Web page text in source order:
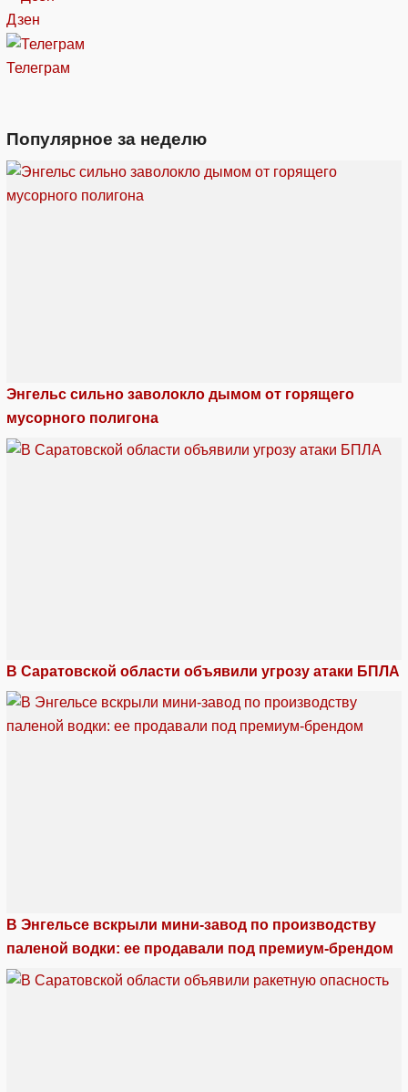
Дзен
Телеграм
Популярное за неделю
Энгельс сильно заволокло дымом от горящего
мусорного полигона
В Саратовской области объявили угрозу атаки БПЛА
В Энгельсе вскрыли мини-завод по производству
паленой водки: ее продавали под премиум-брендом